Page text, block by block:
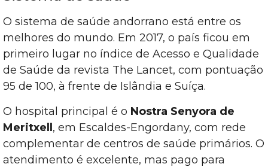
O sistema de saúde andorrano está entre os
melhores do mundo. Em 2017, o país ficou em
primeiro lugar no índice de Acesso e Qualidade
de Saúde da revista The Lancet, com pontuação
95 de 100, à frente de Islândia e Suíça.
O hospital principal é o Nostra Senyora de
Meritxell , em Escaldes-Engordany, com rede
complementar de centros de saúde primários. O
atendimento é excelente, mas pago para